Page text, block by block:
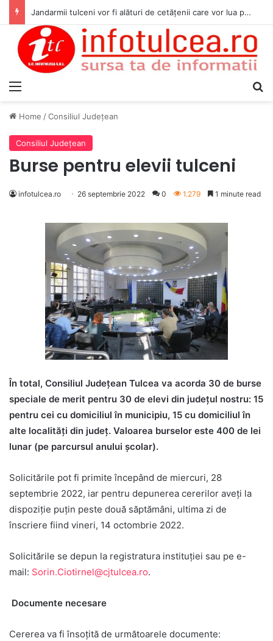
Jandarmii tulceni vor fi alături de cetățenii care vor lua parte la Festivalul Folk Țestos
Home /Consiliul Judeţean
Consiliul Judeţean
Burse pentru elevii tulceni
infotulcea.ro 26 septembrie 2022 0 1.279 1 minute read
În total, Consiliul Județean Tulcea va acorda 30 de burse
speciale de merit pentru 30 de elevi din județul nostru: 15
pentru cei cu domiciliul în municipiu, 15 cu domiciliul în
alte localități din județ. Valoarea burselor este 400 de lei
lunar (pe parcursul anului școlar).
Solicitările pot fi primite începând de miercuri, 28
septembrie 2022, iar pentru depunerea cererilor aveți la
dispoziție puțin peste două săptămâni, ultima zi de
înscriere fiind vineri, 14 octombrie 2022.
Solicitările se depun la registratura instituţiei sau pe e-
mail: Sorin.Ciotirnel@cjtulcea.ro.
Documente necesare
Cererea va fi însoţită de următoarele documente: